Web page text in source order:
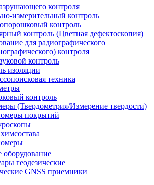
контроля
измерительный контроль
контроль
контроль (Цветная дефектоскопия)
для радиографического
контроля
контроль
изоляции
техника
контроль
(Твердометрия/Измерение твердости)
покрытий
оборудование
геодезические
GNSS приемники